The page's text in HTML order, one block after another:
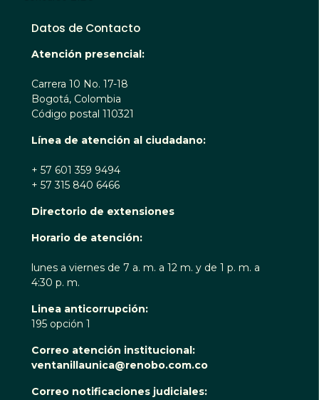
Datos de Contacto
Atención presencial:
Carrera 10 No. 17-18
Bogotá, Colombia
Código postal 110321
Línea de atención al ciudadano:
+ 57 601 359 9494
+ 57 315 840 6466
Directorio de extensiones
Horario de atención:
lunes a viernes de 7 a. m. a 12 m. y de 1 p. m. a
4:30 p. m.
Linea anticorrupción:
195 opción 1
Correo atención institucional:
ventanillaunica@renobo.com.co
Correo notificaciones judiciales: